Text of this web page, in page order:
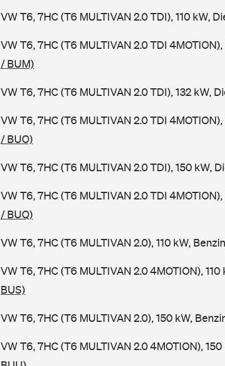
VW T6, 7HC (T6 MULTIVAN 2.0 TDI), 110 kW,
VW T6, 7HC (T6 MULTIVAN 2.0 TDI
/ BUM)
VW T6, 7HC (T6 MULTIVAN 2.0 TDI), 132 kW,
VW T6, 7HC (T6 MULTIVAN 2.0 TDI
/ BUO)
VW T6, 7HC (T6 MULTIVAN 2.0 TDI), 150 kW,
VW T6, 7HC (T6 MULTIVAN 2.0 TDI
/ BUQ)
VW T6, 7HC (T6 MULTIVAN 2.0), 110 kW,
VW T6, 7HC (T6 MULTIVAN 2.0 4MOTION),
BUS)
VW T6, 7HC (T6 MULTIVAN 2.0), 150 kW,
VW T6, 7HC (T6 MULTIVAN 2.0 4MOTION),